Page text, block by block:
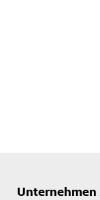
Unternehmen